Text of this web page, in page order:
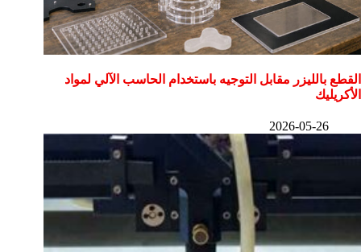
القطع بالليزر مقابل التوجيه باستخدام الحاسب الآلي لمواد
الأكريليك
2026-05-26